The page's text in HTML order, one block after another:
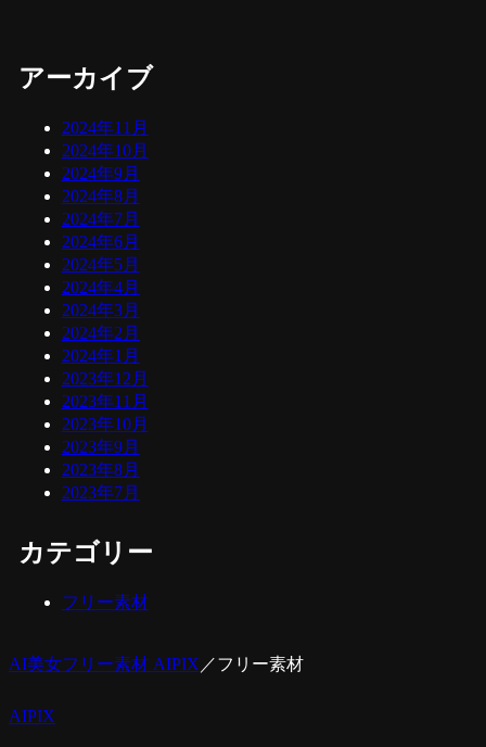
アーカイブ
2024年11月
2024年10月
2024年9月
2024年8月
2024年7月
2024年6月
2024年5月
2024年4月
2024年3月
2024年2月
2024年1月
2023年12月
2023年11月
2023年10月
2023年9月
2023年8月
2023年7月
カテゴリー
フリー素材
AI美女フリー素材 AIPIX ／フリー素材
AIPIX